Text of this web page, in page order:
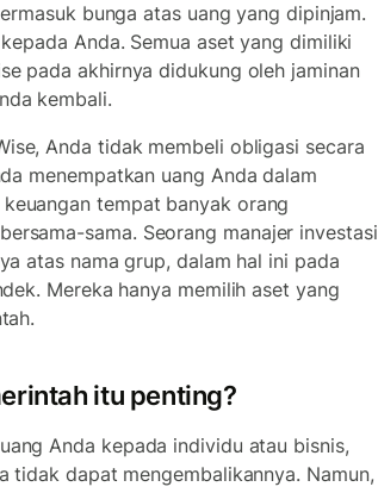
bunga atas uang yang dipinjam.
Anda. Semua aset yang dimiliki
pada akhirnya didukung oleh jaminan
kembali.
Anda tidak membeli obligasi secara
menempatkan uang Anda dalam
tempat banyak orang
sama. Seorang manajer investasi
atas nama grup, dalam hal ini pada
Mereka hanya memilih aset yang
itu penting?
Anda kepada individu atau bisnis,
tidak dapat mengembalikannya. Namun,